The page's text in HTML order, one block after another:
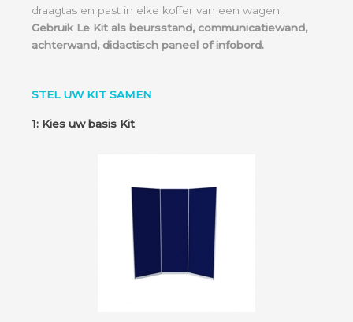
draagtas en past in elke koffer van een wagen.
Gebruik Le Kit als beursstand, communicatiewand,
achterwand, didactisch paneel of infobord.
STEL UW KIT SAMEN
1: Kies uw basis Kit